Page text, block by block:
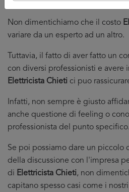
essere sicuri di pagare il giusto
Non dimentichiamo che il costo
variare da un esperto ad un altro.
Tuttavia, il fatto di aver fatto un
con diversi professionisti e avere
Elettricista Chieti ci puo
Infatti, non sempre è giusto
anche questione di feeling o
professionista del punto specifico.
Se poi possiamo dare un piccolo
della discussione con l'impresa
di Elettricista Chieti, non
capitano spesso casi come i